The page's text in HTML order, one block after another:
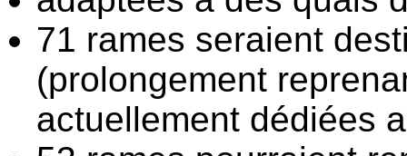
71 rames seraient
(prolongement
actuellement dédiées